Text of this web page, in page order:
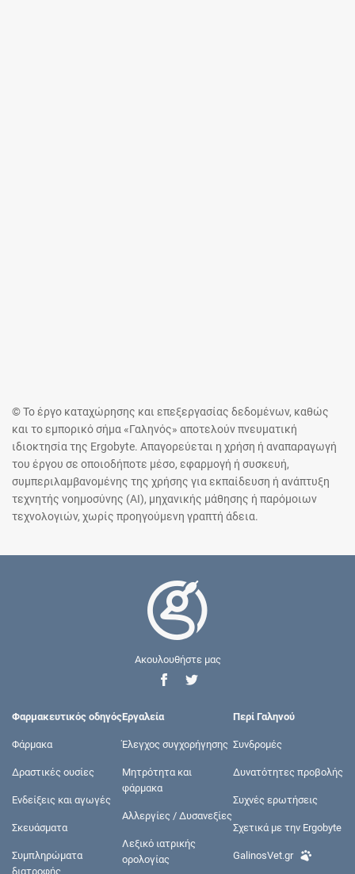
© Το έργο καταχώρησης και επεξεργασίας δεδομένων, καθώς
και το εμπορικό σήμα «Γαληνός» αποτελούν πνευματική
ιδιοκτησία της Ergobyte. Απαγορεύεται η χρήση ή αναπαραγωγή
του έργου σε οποιοδήποτε μέσο, εφαρμογή ή συσκευή,
συμπεριλαμβανομένης της χρήσης για εκπαίδευση ή ανάπτυξη
τεχνητής νοημοσύνης (AI), μηχανικής μάθησης ή παρόμοιων
τεχνολογιών, χωρίς προηγούμενη γραπτή άδεια.
Ακουλουθήστε μας
Φαρμακευτικός οδηγός
Φάρμακα
Δραστικές ουσίες
Ενδείξεις και αγωγές
Σκευάσματα
Συμπληρώματα
διατροφής
Εργαλεία
Έλεγχος συγχορήγησης
Μητρότητα και
φάρμακα
Αλλεργίες / Δυσανεξίες
Λεξικό ιατρικής
ορολογίας
Περί Γαληνού
Συνδρομές
Δυνατότητες προβολής
Συχνές ερωτήσεις
Σχετικά με την Ergobyte
GalinosVet.gr